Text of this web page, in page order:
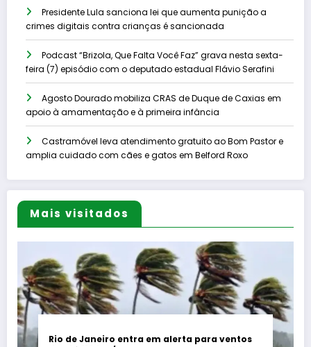
Presidente Lula sanciona lei que aumenta punição a
crimes digitais contra crianças é sancionada
Podcast “Brizola, Que Falta Você Faz” grava nesta sexta-
feira (7) episódio com o deputado estadual Flávio Serafini
Agosto Dourado mobiliza CRAS de Duque de Caxias em
apoio à amamentação e à primeira infância
Castramóvel leva atendimento gratuito ao Bom Pastor e
amplia cuidado com cães e gatos em Belford Roxo
Mais visitados
Rio de Janeiro entra em alerta para ventos